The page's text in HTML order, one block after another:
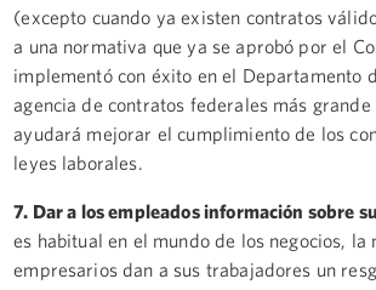
(excepto cuando ya existen contratos
a una normativa que ya se aprobó por el
implementó con éxito en el Departamento
agencia de contratos federales más
ayudará mejorar el cumplimiento de los
leyes laborales.
7. Dar a los empleados información sobre
es habitual en el mundo de los negocios, la
empresarios dan a sus trabajadores un